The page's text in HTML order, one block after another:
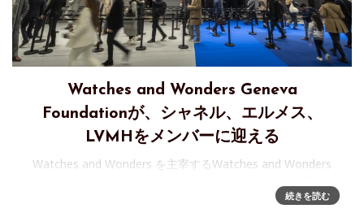
Watches and Wonders Geneva
Foundationが、シャネル、エルメス、
LVMHをメンバーに迎える
Watches and Wonders を主宰するWatches and Wonders
バー、シャネル、エルメス、LVMHを迎える6月25日付で配信
続きを読む